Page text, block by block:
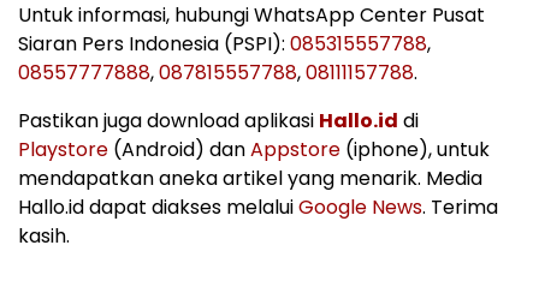
Untuk informasi, hubungi WhatsApp Center Pusat
Siaran Pers Indonesia (PSPI): 085315557788,
08557777888,087815557788,08111157788.
Pastikan juga download aplikasi Hallo.id di
Playstore (Android) danAppstore (iphone), untuk
mendapatkan aneka artikel yang menarik. Media
Hallo.id dapat diakses melaluiGoogle News. Terima
kasih.